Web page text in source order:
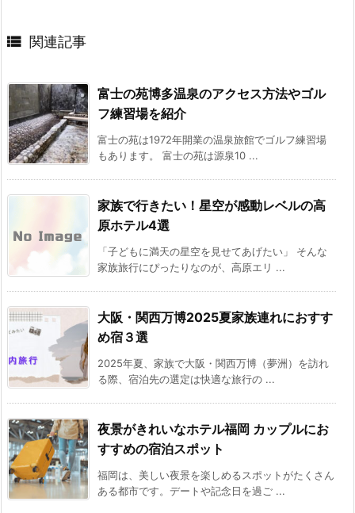
 関連記事
富士の苑博多温泉のアクセス方法やゴル
フ練習場を紹介
富士の苑は1972年開業の温泉旅館でゴルフ練習場
もあります。 富士の苑は源泉10 ...
家族で行きたい！星空が感動レベルの高
原ホテル4選
「子どもに満天の星空を見せてあげたい」 そんな
家族旅行にぴったりなのが、高原エリ ...
大阪・関西万博2025夏家族連れにおすす
め宿３選
2025年夏、家族で大阪・関西万博（夢洲）を訪れ
る際、宿泊先の選定は快適な旅行の ...
夜景がきれいなホテル福岡 カップルにお
すすめの宿泊スポット
福岡は、美しい夜景を楽しめるスポットがたくさん
ある都市です。デートや記念日を過ご ...